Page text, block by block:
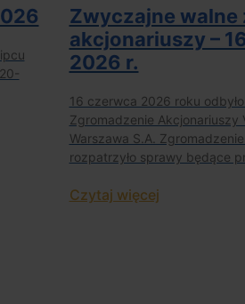
Zwyczajne walne
akcjonariuszy –
2026 r.
16 czerwca 2026 roku
Zgromadzenie Akcjonariuszy
Warszawa S.A.
rozpatrzyło sprawy będące
Czytaj więcej